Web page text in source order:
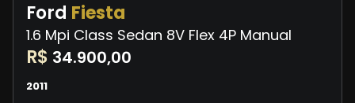
Ford Fiesta
1.6 Mpi Class Sedan 8V Flex 4P Manual
R$ 34.900,00
2011